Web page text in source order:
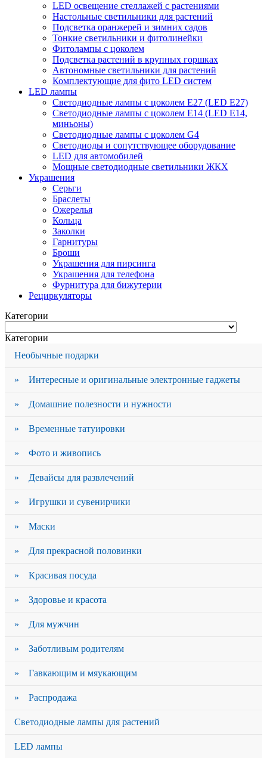
LED освещение стеллажей с растениями
Настольные светильники для растений
Подсветка оранжерей и зимних садов
Тонкие светильники и фитолинейки
Фитолампы с цоколем
Подсветка растений в крупных горшках
Автономные светильники для растений
Комплектующие для фито LED систем
LED лампы
Светодиодные лампы с цоколем Е27 (LED E27)
Светодиодные лампы с цоколем Е14 (LED E14,
миньоны)
Светодиодные лампы с цоколем G4
Светодиоды и сопутствующее оборудование
LED для автомобилей
Мощные светодиодные светильники ЖКХ
Украшения
Серьги
Браслеты
Ожерелья
Кольца
Заколки
Гарнитуры
Броши
Украшения для пирсинга
Украшения для телефона
Фурнитура для бижутерии
Рециркуляторы
Категории
Категории
Необычные подарки
» Интересные и оригинальные электронные гаджеты
» Домашние полезности и нужности
» Временные татуировки
» Фото и живопись
» Девайсы для развлечений
» Игрушки и сувенирчики
» Маски
» Для прекрасной половинки
» Красивая посуда
» Здоровье и красота
» Для мужчин
» Заботливым родителям
» Гавкающим и мяукающим
» Распродажа
Светодиодные лампы для растений
LED лампы